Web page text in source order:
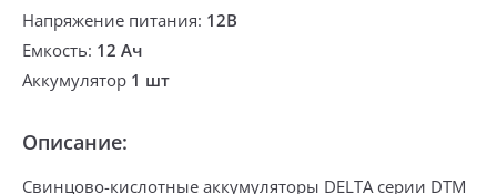
Напряжение питания: 12В
Емкость: 12 Ач
Аккумулятор 1 шт
Описание:
Свинцово-кислотные аккумуляторы DELTA серии DTM